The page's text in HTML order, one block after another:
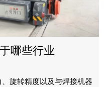
哪些行业
旋转精度以及与焊接机器